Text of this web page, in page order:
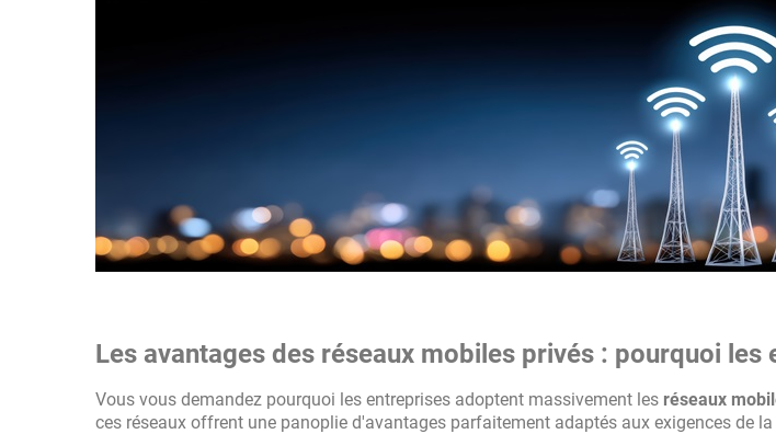
Les avantages des réseaux mobiles privés : pourquoi les
Vous vous demandez pourquoi les entreprises adoptent massivement les réseaux
ces réseaux offrent une panoplie d'avantages parfaitement adaptés aux exigences de